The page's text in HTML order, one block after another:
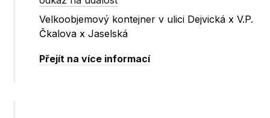
Velkoobjemový kontejner v ulici Dejvická x V.P.
Čkalova x Jaselská
Přejít na více informací